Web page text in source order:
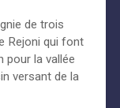
de trois
Rejoni qui font
pour la vallée
versant de la